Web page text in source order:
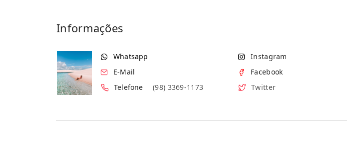
Informações
Whatsapp
E-Mail
Telefone
(98) 3369-1173
Instagram
Facebook
Twitter